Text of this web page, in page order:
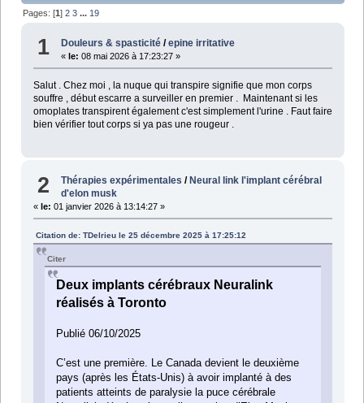
Pages: [1]2 3 ...19
1 Douleurs & spasticité /epine irritative
«le: 08 mai 2026 à 17:23:27 »
Salut . Chez moi , la nuque qui transpire signifie que mon corps
souffre , début escarre a surveiller en premier . Maintenant si les
omoplates transpirent également c'est simplement l'urine . Faut faire
bien vérifier tout corps si ya pas une rougeur .
2 Thérapies expérimentales / Neural link l'implant cérébral
d'elon musk
« le: 01 janvier 2026 à 13:14:27 »
Citation de: TDelrieu le 25 décembre 2025 à 17:25:12
Citer
Deux implants cérébraux Neuralink
réalisés à Toronto
Publié 06/10/2025
C’est une première. Le Canada devient le deuxième
pays (après les États-Unis) à avoir implanté à des
patients atteints de paralysie la puce cérébrale